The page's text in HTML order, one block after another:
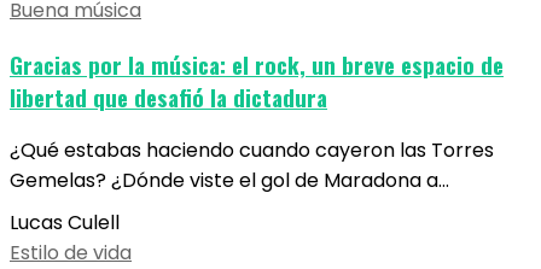
Buena música
Gracias por la música: el rock, un breve espacio de
libertad que desafió la dictadura
¿Qué estabas haciendo cuando cayeron las Torres
Gemelas? ¿Dónde viste el gol de Maradona a…
Lucas Culell
Estilo de vida